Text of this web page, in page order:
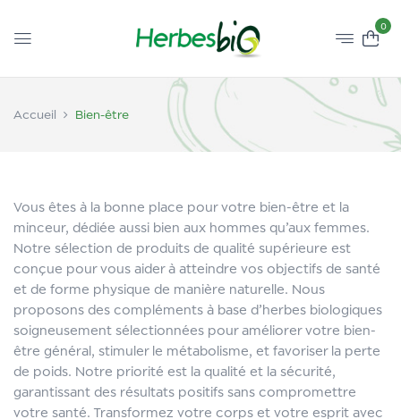
0
Accueil Bien-être
Vous êtes à la bonne place pour votre bien-être et la
minceur, dédiée aussi bien aux hommes qu’aux femmes.
Notre sélection de produits de qualité supérieure est
conçue pour vous aider à atteindre vos objectifs de santé
et de forme physique de manière naturelle. Nous
proposons des compléments à base d’herbes biologiques
soigneusement sélectionnées pour améliorer votre bien-
être général, stimuler le métabolisme, et favoriser la perte
de poids. Notre priorité est la qualité et la sécurité,
garantissant des résultats positifs sans compromettre
votre santé. Transformez votre corps et votre esprit avec